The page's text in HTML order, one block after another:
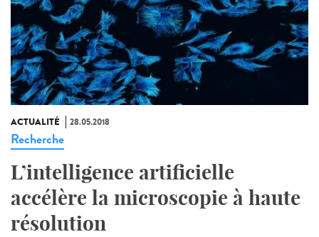
ACTUALITÉ 28.05.2018
Recherche
L’intelligence artificielle
accélère la microscopie à haute
résolution